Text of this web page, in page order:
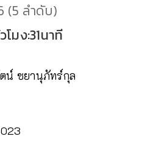
(5 ลำดับ)
โมง:31นาที
น์ ชยานุภัทร์กุล